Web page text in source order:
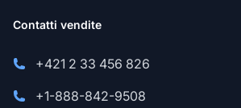
Contatti vendite
+421 2 33 456 826
+1-888-842-9508